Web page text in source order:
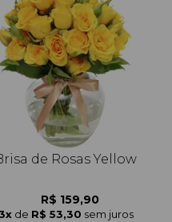
de Rosas Yellow
R$ 159,90
3x de R$ 53,30 sem juros